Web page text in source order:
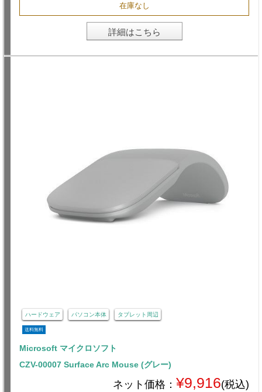
在庫なし
詳細はこちら
ハードウェア パソコン本体 タブレット周辺
送料無料
Microsoft マイクロソフト
CZV-00007 Surface Arc Mouse (グレー)
ネット価格： ¥9,916(税込)